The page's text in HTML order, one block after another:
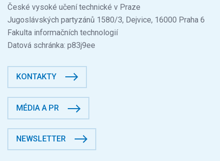
České vysoké učení technické v Praze
Jugoslávských partyzánů 1580/3, Dejvice, 16000 Praha 6
Fakulta informačních technologií
Datová schránka: p83j9ee
KONTAKTY
MÉDIA A PR
NEWSLETTER